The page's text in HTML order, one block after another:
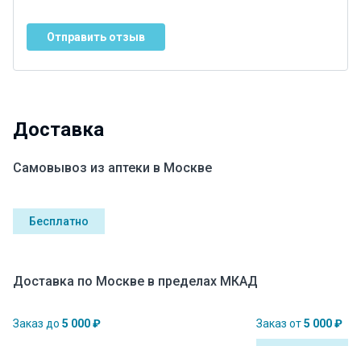
Отправить отзыв
Доставка
Самовывоз из аптеки в Москве
Бесплатно
Доставка по Москве в пределах МКАД
Заказ до 5 000 ₽ Заказ от5 000 ₽